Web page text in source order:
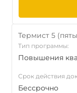
Термист 5
Тип программы:
Повышения
Срок действия
Бессрочно